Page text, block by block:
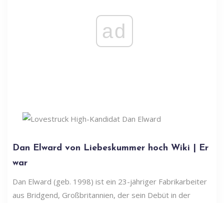
ad
Dan Elward von Liebeskummer hoch Wiki | Er
war
Dan Elward (geb. 1998) ist ein 23-jähriger Fabrikarbeiter
aus Bridgend, Großbritannien, der sein Debüt in der